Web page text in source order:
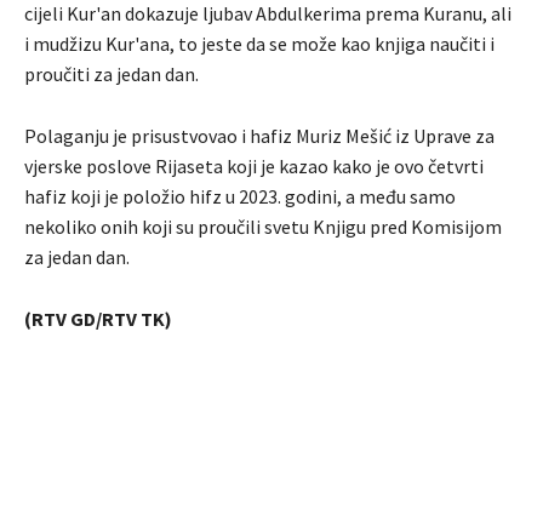
cijeli Kur'an dokazuje ljubav Abdulkerima prema Kuranu, ali
i mudžizu Kur'ana, to jeste da se može kao knjiga naučiti i
proučiti za jedan dan.
Polaganju je prisustvovao i hafiz Muriz Mešić iz Uprave za
vjerske poslove Rijaseta koji je kazao kako je ovo četvrti
hafiz koji je položio hifz u 2023. godini, a među samo
nekoliko onih koji su proučili svetu Knjigu pred Komisijom
za jedan dan.
(RTV GD/RTV TK)